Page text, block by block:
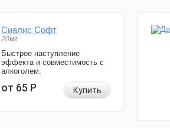
Сиалис Софт
20мг
Быстрое наступление
эффекта и совместимость с
алкоголем.
от 65Р Купить